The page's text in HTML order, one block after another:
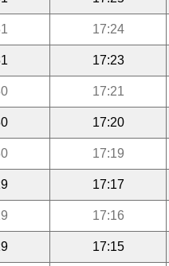
17:24
17:23
17:21
17:20
17:19
17:17
17:16
17:15